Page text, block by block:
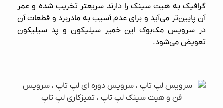
گرافیک به هیت سینک را دارند سریعتر تخریب شده و عمر
آن پایین‌تر می‌آید و برای عدم آسیب به مادربرد و قطعات آن
در سرویس مک‌بوکاین خمیر سیلیکون و پد سیلیکون
تعویض می‌شود.